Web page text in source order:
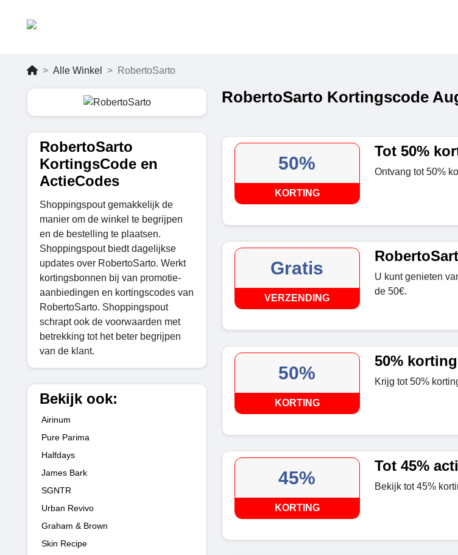
Alle Winkel RobertoSarto
RobertoSarto
KortingsCode en
ActieCodes
Shoppingspout gemakkelijk de
manier om de winkel te begrijpen
en de bestelling te plaatsen.
Shoppingspout biedt dagelijkse
updates over RobertoSarto. Werkt
kortingsbonnen bij van promotie-
aanbiedingen en kortingscodes van
RobertoSarto. Shoppingspout
schrapt ook de voorwaarden met
betrekking tot het beter begrijpen
van de klant.
Bekijk ook:
Airinum
Pure Parima
Halfdays
James Bark
SGNTR
Urban Revivo
Graham & Brown
Skin Recipe
RobertoSarto Kortingscode
50%
KORTING
Tot 50%
Ontvang tot 50%
Gratis
VERZENDING
U kunt genieten
de 50€.
50%
KORTING
50%
Krijg tot 50%
45%
KORTING
Tot 45%
Bekijk tot 45%